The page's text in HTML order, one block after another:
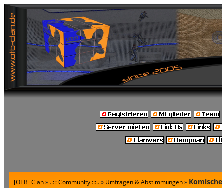
[OTB] Clan» ..::: Community :::..» Umfragen & Abstimmungen»